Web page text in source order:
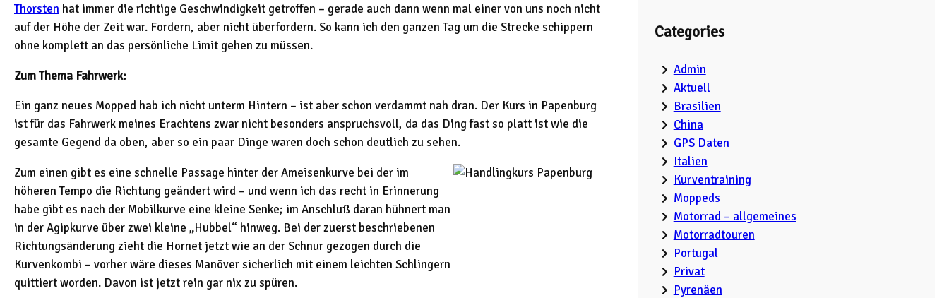
Thorsten hat immer die richtige Geschwindigkeit getroffen – gerade auch dann wenn mal einer von uns noch nicht
auf der Höhe der Zeit war. Fordern, aber nicht überfordern. So kann ich den ganzen Tag um die Strecke schippern
ohne komplett an das persönliche Limit gehen zu müssen.
Zum Thema Fahrwerk:
Ein ganz neues Mopped hab ich nicht unterm Hintern – ist aber schon verdammt nah dran. Der Kurs in Papenburg
ist für das Fahrwerk meines Erachtens zwar nicht besonders anspruchsvoll, da das Ding fast so platt ist wie die
gesamte Gegend da oben, aber so ein paar Dinge waren doch schon deutlich zu sehen.
Zum einen gibt es eine schnelle Passage hinter der Ameisenkurve bei der im
höheren Tempo die Richtung geändert wird – und wenn ich das recht in Erinnerung
habe gibt es nach der Mobilkurve eine kleine Senke; im Anschluß daran hühnert man
in der Agipkurve über zwei kleine „Hubbel“ hinweg. Bei der zuerst beschriebenen
Richtungsänderung zieht die Hornet jetzt wie an der Schnur gezogen durch die
Kurvenkombi – vorher wäre dieses Manöver sicherlich mit einem leichten Schlingern
quittiert worden. Davon ist jetzt rein gar nix zu spüren.
Categories
Admin
Aktuell
Brasilien
China
GPS Daten
Italien
Kurventraining
Moppeds
Motorrad – allgemeines
Motorradtouren
Portugal
Privat
Pyrenäen